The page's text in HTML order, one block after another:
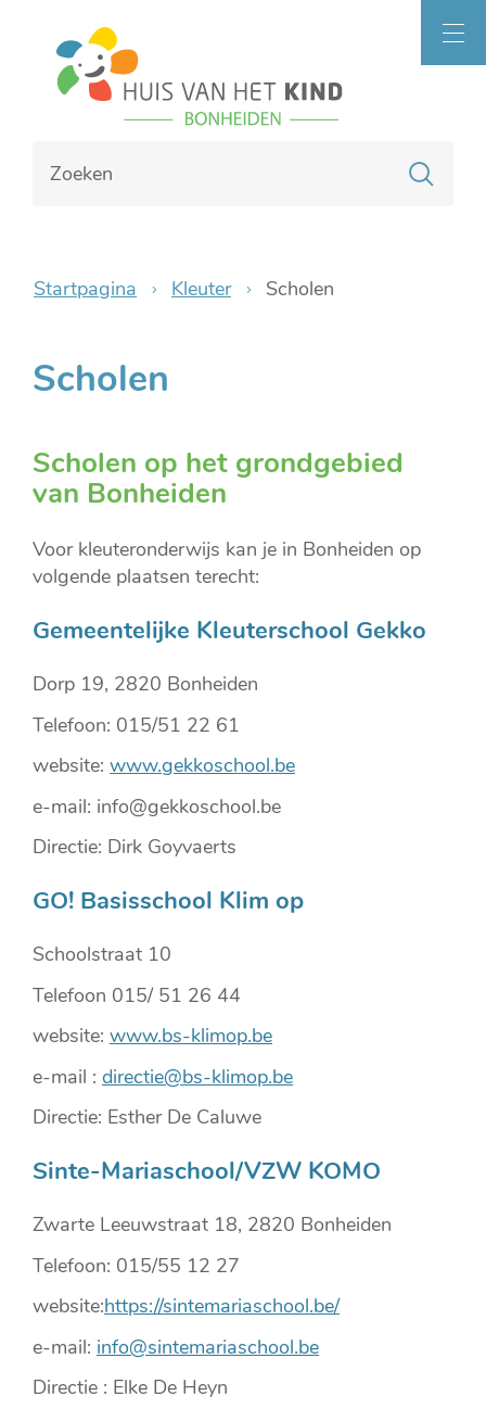
Bonheiden
kunnen
Startpagina Kleuter Scholen
Scholen
Scholen op het grondgebied
van Bonheiden
Voor kleuteronderwijs kan je in Bonheiden op
volgende plaatsen terecht:
Gemeentelijke Kleuterschool Gekko
Dorp 19, 2820 Bonheiden
Telefoon: 015/51 22 61
website: www.gekkoschool.be
e-mail: info@gekkoschool.be
Directie: Dirk Goyvaerts
GO! Basisschool Klim op
Schoolstraat 10
Telefoon 015/ 51 26 44
website: www.bs-klimop.be
e-mail : directie@bs-klimop.be
Directie: Esther De Caluwe
Sinte-Mariaschool/VZW KOMO
Zwarte Leeuwstraat 18, 2820 Bonheiden
Telefoon: 015/55 12 27
website:https://sintemariaschool.be/
e-mail: info@sintemariaschool.be
Directie : Elke De Heyn